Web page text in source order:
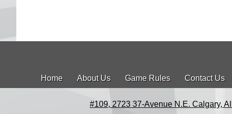
Home About Us Game Rules Contact Us
#109, 2723 37-Avenue N.E. Calgary,